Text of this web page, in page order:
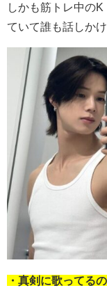
しかも筋トレ中のK
ていて誰も話しか
・真剣に歌ってる